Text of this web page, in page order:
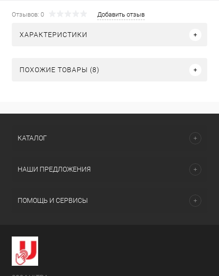
Отзывов: 0 Добавить отзыв
ХАРАКТЕРИСТИКИ
ПОХОЖИЕ ТОВАРЫ (8)
КАТАЛОГ
НАШИ ПРЕДЛОЖЕНИЯ
ПОМОЩЬ И СЕРВИСЫ